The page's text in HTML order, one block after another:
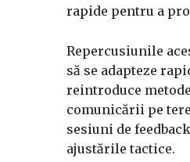
rapide pentru a
Repercusiunile
să se adapteze
reintroduce
comunicării pe
sesiuni de
ajustările tactice.